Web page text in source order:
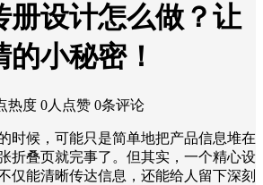
册设计怎么做？让
小秘密！
热度 0人点赞 0条评论
时候，可能只是简单地把产品信息堆在
折叠页就完事了。但其实，一个精心设
仅能清晰传达信息，还能给人留下深刻